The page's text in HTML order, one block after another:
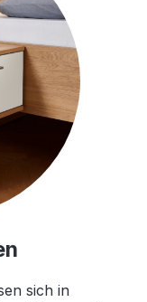
sich in